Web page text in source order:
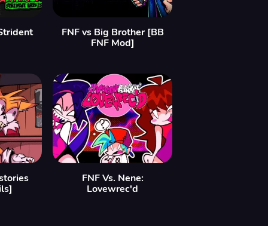
FNF vs Big Brother [BB
FNF Mod]
FNF Vs. Nene:
Lovewrec'd